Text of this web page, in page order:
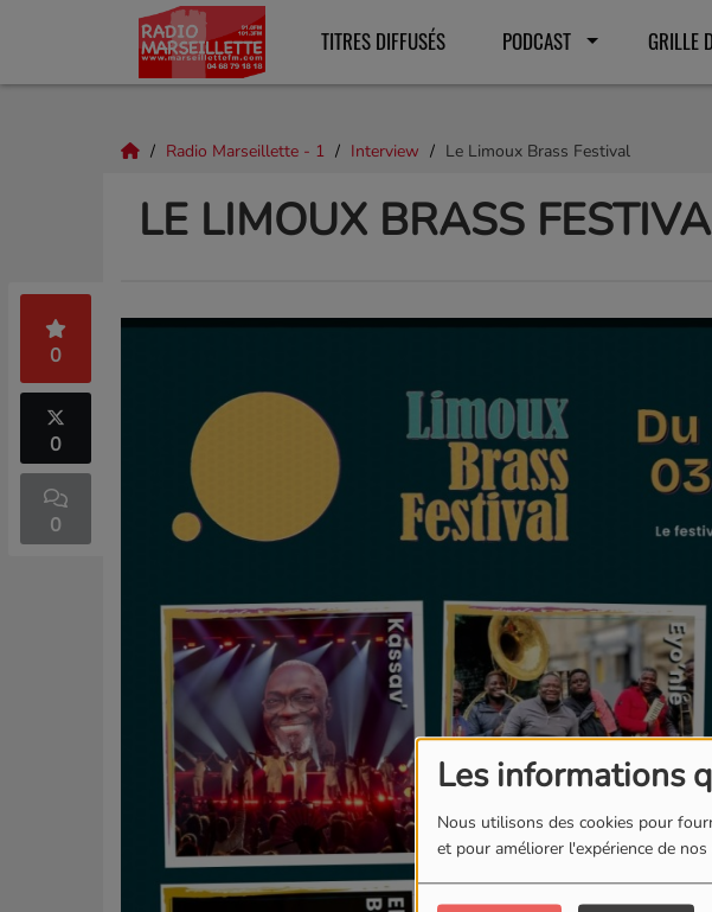
Les informations
Nous utilisons des cookies pour
et pour améliorer l'expérience de
TITRES DIFFUSÉS PODCAST GRILLE
Radio Marseillette - 1 Interview Le Limoux Brass Festival
LE LIMOUX BRASS
0
0
0